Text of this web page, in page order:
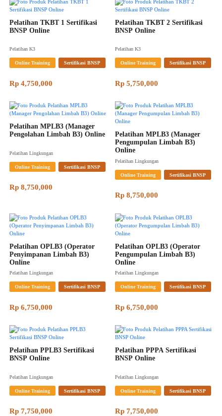
Pelatihan TKBT 1 Sertifikasi
BNSP Online
Pelatihan K3
Online Training Sertifikasi BNSP
Rp 4,750,000
Pelatihan TKBT 2 Sertifikasi
BNSP Online
Pelatihan K3
Online Training Sertifikasi BNSP
Rp 5,750,000
Pelatihan MPLB3 (Manager
Pengolahan Limbah B3) Online
Pelatihan Lingkungan
Online Training Sertifikasi BNSP
Rp 8,750,000
Pelatihan MPLB3 (Manager
Pengumpulan Limbah B3)
Online
Pelatihan Lingkungan
Online Training Sertifikasi BNSP
Rp 8,750,000
Pelatihan OPLB3 (Operator
Penyimpanan Limbah B3)
Online
Pelatihan Lingkungan
Online Training Sertifikasi BNSP
Rp 6,750,000
Pelatihan OPLB3 (Operator
Pengumpulan Limbah B3)
Online
Pelatihan Lingkungan
Online Training Sertifikasi BNSP
Rp 6,750,000
Pelatihan PPLB3 Sertifikasi
BNSP Online
Pelatihan Lingkungan
Online Training Sertifikasi BNSP
Rp 7,750,000
Pelatihan PPPA Sertifikasi
BNSP Online
Pelatihan Lingkungan
Online Training Sertifikasi BNSP
Rp 7,750,000